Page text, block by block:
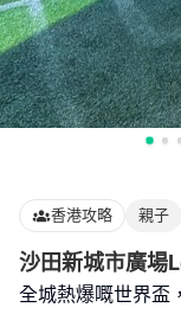
香港攻略 親子
沙田新城市廣場
全城熱爆嘅世界盃